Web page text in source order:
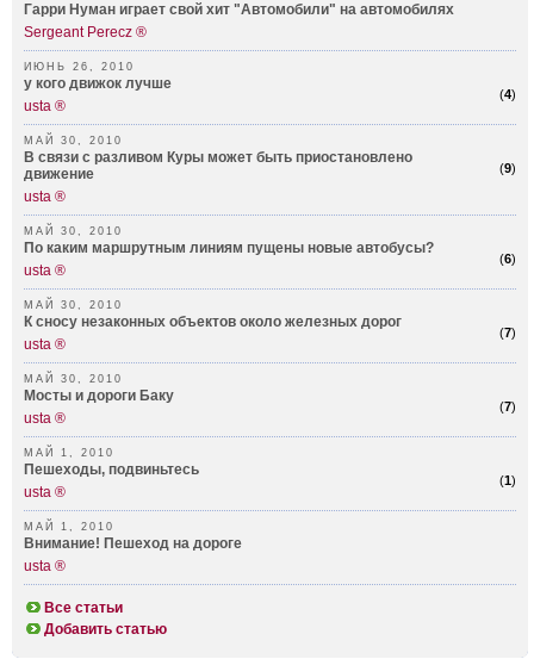
Гарри Нуман играет свой хит "Автомобили" на автомобилях
Sergeant Perecz ®
ИЮНЬ 26, 2010
(4)
у кого движок лучше
usta ®
МАЙ 30, 2010
(9)
В связи с разливом Куры может быть приостановлено
движение
usta ®
МАЙ 30, 2010
(6)
По каким маршрутным линиям пущены новые автобусы?
usta ®
МАЙ 30, 2010
(7)
К сносу незаконных объектов около железных дорог
usta ®
МАЙ 30, 2010
(7)
Мосты и дороги Баку
usta ®
МАЙ 1, 2010
(1)
Пешеходы, подвиньтесь
usta ®
МАЙ 1, 2010
Внимание! Пешеход на дороге
usta ®
Все статьи
Добавить статью